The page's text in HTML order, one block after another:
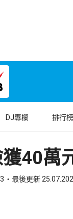
DJ專欄 排行榜
獲40
最後更新